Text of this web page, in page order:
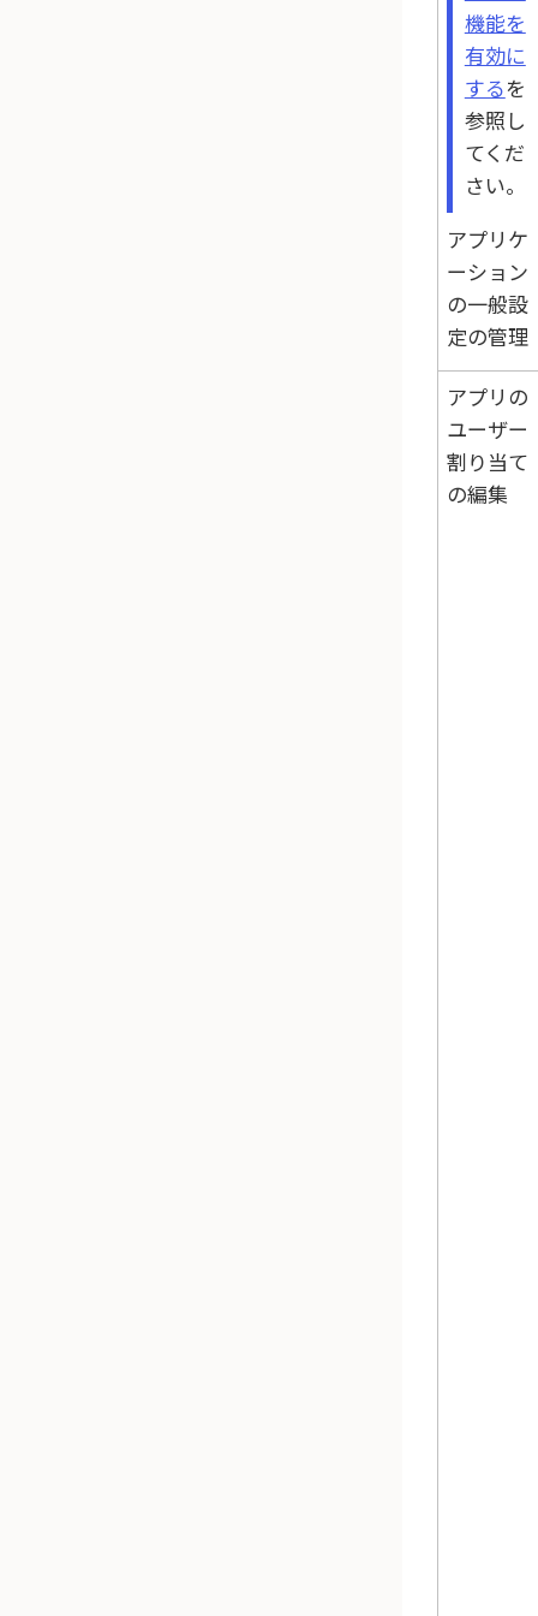
機能を
有効に
するを
参照し
てくだ
さい。
アプリケ
ーション
の一般設
定の管理
アプリの
ユーザー
割り当て
の編集